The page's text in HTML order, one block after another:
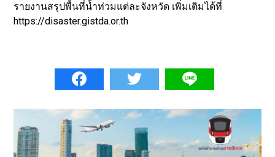
รายงานสรุปพื้นที่น้ำท่วมแต่ละจังหวัด เพิ่มเติมได้ที่
https://disaster.gistda.or.th